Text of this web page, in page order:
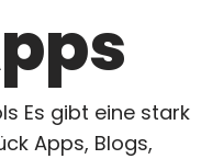
Es gibt eine stark
Apps, Blogs,